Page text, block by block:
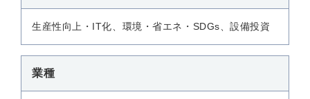
生産性向上・IT化、環境・省エネ・SDGs、設備投資
業種